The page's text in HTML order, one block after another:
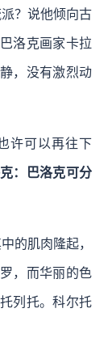
？说他倾向古
洛克画家卡拉
，没有激烈动
许可以再往下
：巴洛克可分
的肌肉隆起，
，而华丽的色
列托。科尔托